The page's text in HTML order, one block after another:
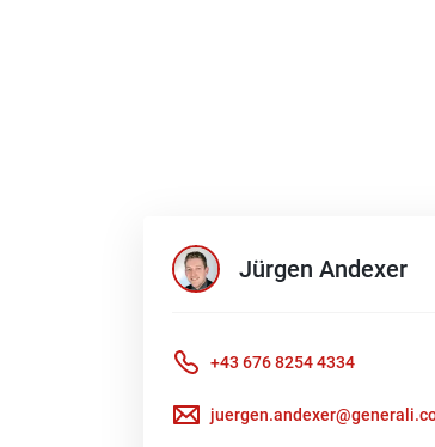
Jürgen Andexer
+43 676 8254 4334